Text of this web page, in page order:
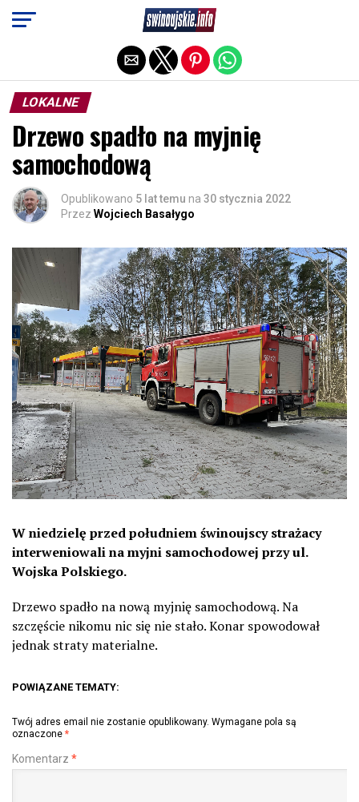
LOKALNE
Drzewo spadło na myjnię
samochodową
Opublikowano 5 lat temu na 30 stycznia 2022
Przez Wojciech Basałygo
W niedzielę przed południem świnoujscy strażacy
interweniowali na myjni samochodowej przy ul.
Wojska Polskiego.
Drzewo spadło na nową myjnię samochodową. Na
szczęście nikomu nic się nie stało. Konar spowodował
jednak straty materialne.
POWIĄZANE TEMATY:
Twój adres email nie zostanie opublikowany. Wymagane pola są
oznaczone *
Komentarz *
Exit mobile version